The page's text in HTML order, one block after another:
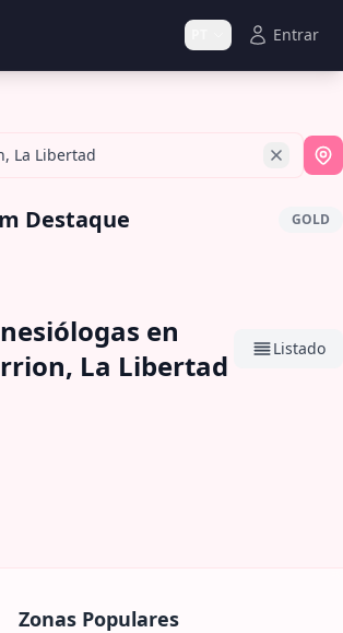
Entrar
La Libertad
Destaque GOLD
en
La Libertad
Listado
Zonas Populares